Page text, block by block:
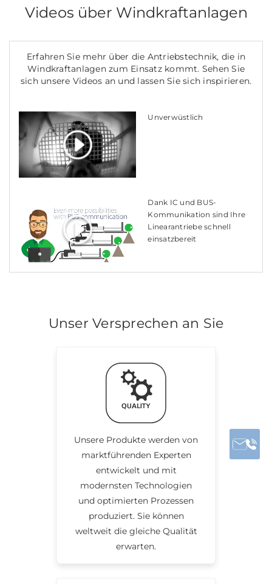
Videos über Windkraftanlagen
Erfahren Sie mehr über die Antriebstechnik, die in
Windkraftanlagen zum Einsatz kommt. Sehen Sie
sich unsere Videos an und lassen Sie sich inspirieren.
Unverwüstlich
Dank IC und BUS-
Kommunikation sind Ihre
Linearantriebe schnell
einsatzbereit
Unser Versprechen an Sie
Unsere Produkte werden von
marktführenden Experten
entwickelt und mit
modernsten Technologien
und optimierten Prozessen
produziert. Sie können
weltweit die gleiche Qualität
erwarten.